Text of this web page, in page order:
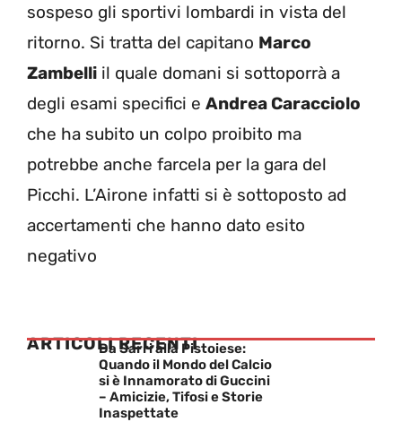
sospeso gli sportivi lombardi in vista del
ritorno. Si tratta del capitano Marco
Zambelli il quale domani si sottoporrà a
degli esami specifici e Andrea Caracciolo
che ha subito un colpo proibito ma
potrebbe anche farcela per la gara del
Picchi. L’Airone infatti si è sottoposto ad
accertamenti che hanno dato esito
negativo
ARTICOLI RECENTI
Da Sarri alla Pistoiese:
Quando il Mondo del Calcio
si è Innamorato di Guccini
– Amicizie, Tifosi e Storie
Inaspettate